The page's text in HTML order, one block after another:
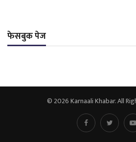
फेसबुक पेज
© 2026 Karnaali Khabar. All